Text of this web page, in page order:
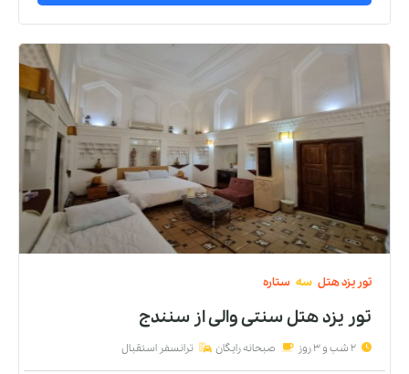
تور یزدهتل سه ستاره
تور یزد هتل سنتی والیاز سنندج
2 شب و 3 روز صبحانه رایگان ترانسفر استقبال